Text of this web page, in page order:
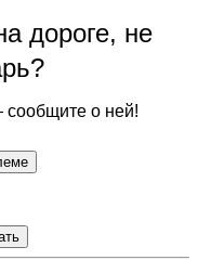
дороге, не
сообщите о ней!